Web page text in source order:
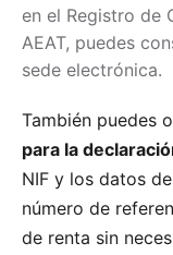
en el Registro de
AEAT, puedes
sede electrónica.
También puedes
para la
NIF y los datos
número de
de renta sin